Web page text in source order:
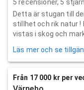
5 recensioner, 5
Detta är stugan till
stillhet och rik natur !
vistas i skog och
Läs mer och se
Från 17 000 kr per